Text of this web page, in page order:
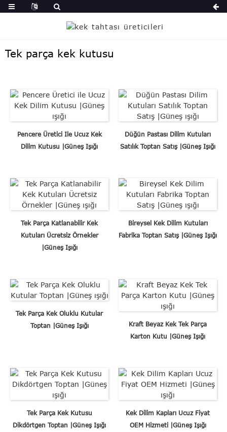
Tek parça kek kutusu
Pencere Üretici Ile Ucuz Kek
Dilim Kutusu |Güneş Işığı
Düğün Pastası Dilim Kutuları
Satılık Toptan Satış |Güneş Işığı
Tek Parça Katlanabilir Kek
Kutuları Ücretsiz Örnekler
|Güneş Işığı
Bireysel Kek Dilim Kutuları
Fabrika Toptan Satış |Güneş Işığı
Tek Parça Kek Oluklu Kutular
Toptan |Güneş Işığı
Kraft Beyaz Kek Tek Parça
Karton Kutu |Güneş Işığı
Tek Parça Kek Kutusu
Dikdörtgen Toptan |Güneş Işığı
Kek Dilim Kapları Ucuz Fiyat
OEM Hizmeti |Güneş Işığı